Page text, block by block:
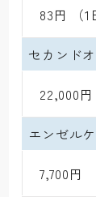
83円 （1
セカンド
22,000
エンゼル
7,700円